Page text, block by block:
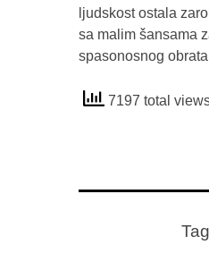
ljudskost ostala
sa malim šansama
spasonosnog
7197 total